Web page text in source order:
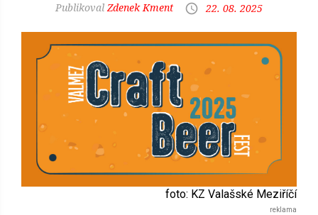
Zdenek Kment 22. 08. 2025
foto: KZ Valašské Meziříčí